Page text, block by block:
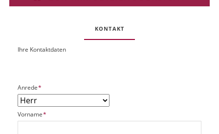
KONTAKT
O
k
P
UIhre Kontaktdaten
P
f
l
i
c
Anrede*
P
f
Vorname*